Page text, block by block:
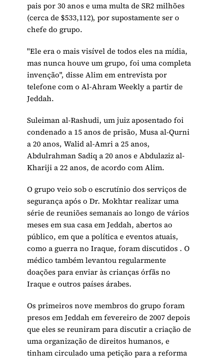
pais por 30 anos e uma multa de SR2 milhões
(cerca de $533,112), por supostamente ser o
chefe do grupo.
"Ele era o mais visível de todos eles na mídia,
mas nunca houve um grupo, foi uma completa
invenção", disse Alim em entrevista por
telefone com o Al-Ahram Weekly a partir de
Jeddah.
Suleiman al-Rashudi, um juiz aposentado foi
condenado a 15 anos de prisão, Musa al-Qurni
a 20 anos, Walid al-Amri a 25 anos,
Abdulrahman Sadiq a 20 anos e Abdulaziz al-
Khariji a 22 anos, de acordo com Alim.
O grupo veio sob o escrutínio dos serviços de
segurança após o Dr. Mokhtar realizar uma
série de reuniões semanais ao longo de vários
meses em sua casa em Jeddah, abertos ao
público, em que a política e eventos atuais,
como a guerra no Iraque, foram discutidos . O
médico também levantou regularmente
doações para enviar às crianças órfãs no
Iraque e outros países árabes.
Os primeiros nove membros do grupo foram
presos em Jeddah em fevereiro de 2007 depois
que eles se reuniram para discutir a criação de
uma organização de direitos humanos, e
tinham circulado uma petição para a reforma